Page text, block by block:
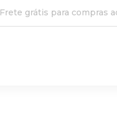
Frete grátis para compras